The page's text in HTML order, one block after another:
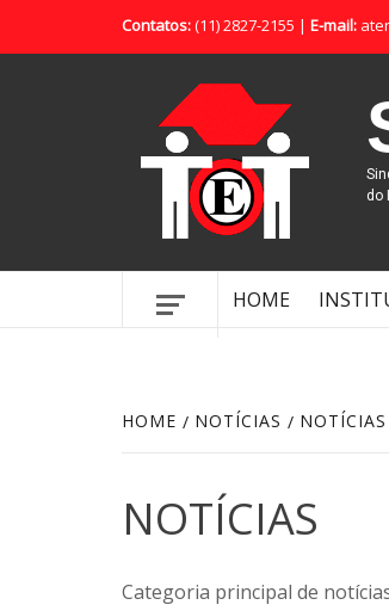
Contatos:(11) 2827-2155 | E-mail:
do
HOME
HOME NOTÍCIAS NOTÍCIAS
NOTÍCIAS
Categoria principal de